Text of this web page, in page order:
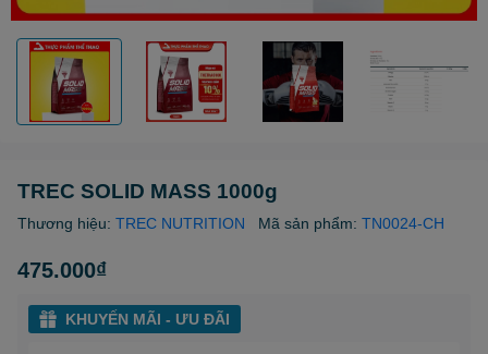
TREC SOLID MASS 1000g
Thương hiệu: TREC NUTRITION Mã sản phẩm: TN0024-CH
475.000₫
KHUYẾN MÃI - ƯU ĐÃI